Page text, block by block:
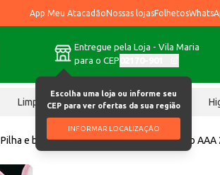
App Meu AtacadãoNossas lojasFolhetos
Entregue pela Loja - Vila Maria
para o CEP
Escolha uma loja ou informe seu
CEP para ver ofertas da sua região
INFORMAR LOCALIZAÇÃO
Limpeza Chocolates
Pilha e bateria Pilha Alcalina Duracell Palito AAA